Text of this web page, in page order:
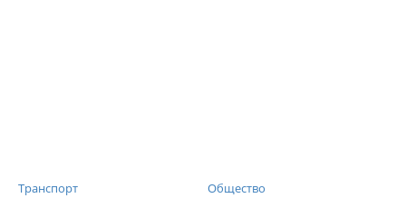
Транспорт Общество